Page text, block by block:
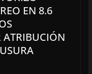
EN 8.6
ATRIBUCIÓN